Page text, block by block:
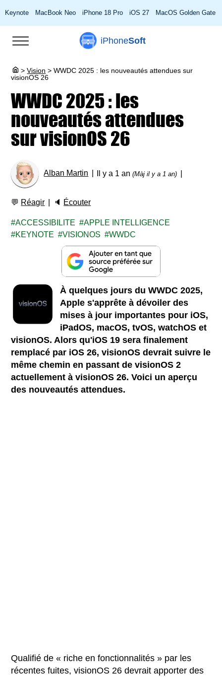
Keynote MacBook Neo iPhone 18 Pro iOS 27 MacOS Golden Gate
iPhoneSoft
> Vision > WWDC 2025 : les nouveautés attendues sur
visionOS 26
WWDC 2025 : les
nouveautés attendues
sur visionOS 26
Alban Martin Il y a 1 an(Màj il y a 1 an)
💬 Réagir 🔈 Écouter
ACCESSIBILITE
APPLE INTELLIGENCE
KEYNOTE
VISIONOS WWDC
À quelques jours du WWDC 2025,
Apple s'apprête à dévoiler des
mises à jour importantes pour iOS,
iPadOS, macOS, tvOS, watchOS et
visionOS. Alors qu'iOS 19 sera finalement
remplacé par iOS 26, visionOS devrait suivre le
même chemin en passant de visionOS 2
actuellement à visionOS 26. Voici un aperçu
des nouveautés attendues.
Qualifié de « riche en fonctionnalités » par les
récentes fuites, visionOS 26 devrait apporter des